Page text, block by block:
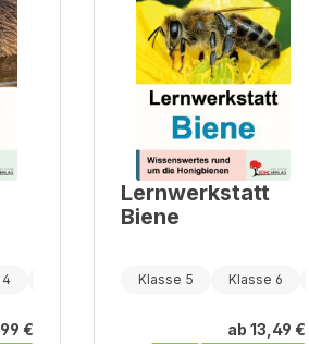
€
Lernwerkstatt
Biene
Klasse 5 Klasse 6
ab 13,49 €